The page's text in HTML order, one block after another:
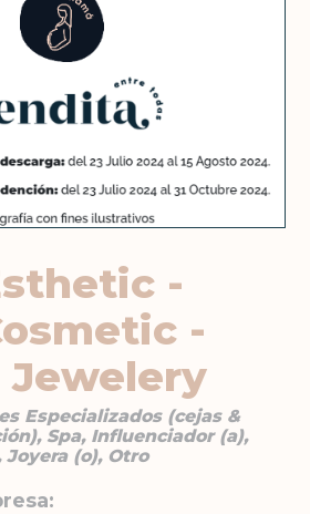
-
-
Jewelery
Especializados (cejas &
Spa, Influenciador (a),
Joyera (o), Otro